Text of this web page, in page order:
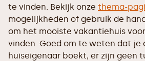
te vinden. Bekijk onze thema-
mogelijkheden of gebruik de
om het mooiste vakantiehuis
vinden. Goed om te weten dat je
huiseigenaar boekt, er zijn geen